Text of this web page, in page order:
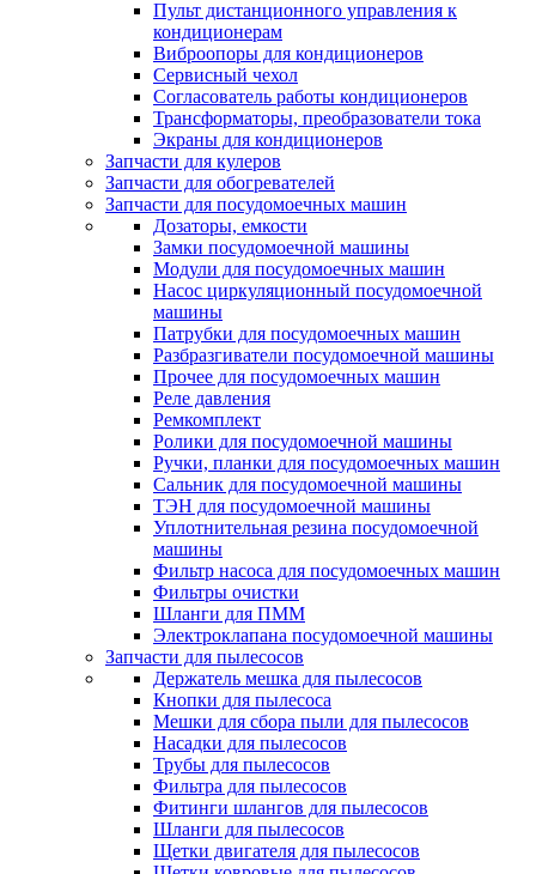
Пульт дистанционного управления к
кондиционерам
Виброопоры для кондиционеров
Сервисный чехол
Согласователь работы кондиционеров
Трансформаторы, преобразователи тока
Экраны для кондиционеров
Запчасти для кулеров
Запчасти для обогревателей
Запчасти для посудомоечных машин
Дозаторы, емкости
Замки посудомоечной машины
Модули для посудомоечных машин
Насос циркуляционный посудомоечной
машины
Патрубки для посудомоечных машин
Разбразгиватели посудомоечной машины
Прочее для посудомоечных машин
Реле давления
Ремкомплект
Ролики для посудомоечной машины
Ручки, планки для посудомоечных машин
Сальник для посудомоечной машины
ТЭН для посудомоечной машины
Уплотнительная резина посудомоечной
машины
Фильтр насоса для посудомоечных машин
Фильтры очистки
Шланги для ПММ
Электроклапана посудомоечной машины
Запчасти для пылесосов
Держатель мешка для пылесосов
Кнопки для пылесоса
Мешки для сбора пыли для пылесосов
Насадки для пылесосов
Трубы для пылесосов
Фильтра для пылесосов
Фитинги шлангов для пылесосов
Шланги для пылесосов
Щетки двигателя для пылесосов